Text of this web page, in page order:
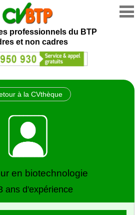
professionnels du BTP
et non cadres
à la CVthèque
en biotechnologie
ans d'expérience